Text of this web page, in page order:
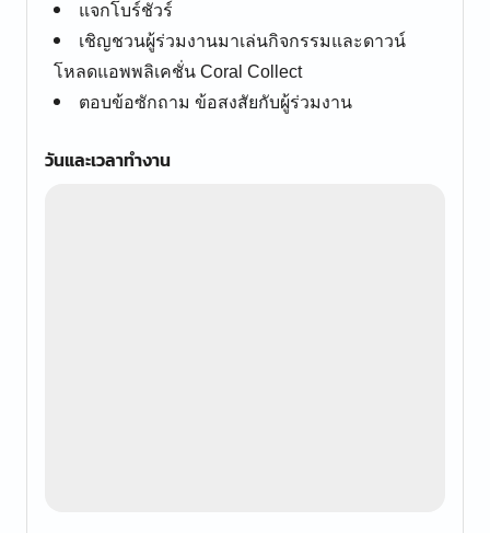
แจกโบร์ชัวร์
เชิญชวนผู้ร่วมงานมาเล่นกิจกรรมและดาวน์
โหลดแอพพลิเคชั่น Coral Collect
ตอบข้อซักถาม ข้อสงสัยกับผู้ร่วมงาน
วันและเวลาทำงาน